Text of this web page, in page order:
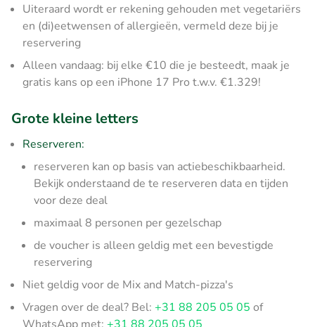
Uiteraard wordt er rekening gehouden met vegetariërs
en (di)eetwensen of allergieën, vermeld deze bij je
reservering
Alleen vandaag: bij elke €10 die je besteedt, maak je
gratis kans op een iPhone 17 Pro t.w.v. €1.329!
Grote kleine letters
Reserveren:
reserveren kan op basis van actiebeschikbaarheid.
Bekijk onderstaand de te reserveren data en tijden
voor deze deal
maximaal 8 personen per gezelschap
de voucher is alleen geldig met een bevestigde
reservering
Niet geldig voor de Mix and Match-pizza's
Vragen over de deal? Bel: +31 88 205 05 05 of